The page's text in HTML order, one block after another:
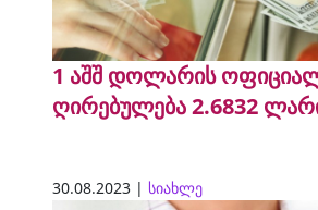
1 აშშ დოლარის
ღირებულება 2.6832
30.08.2023 | სიახლე